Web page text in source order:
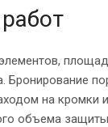
Бронирование
на
объема